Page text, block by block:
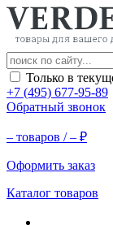
Только в
+7 (495) 677-95-89
Обратный звонок
– товаров /– ₽
Оформить заказ
Каталог товаров